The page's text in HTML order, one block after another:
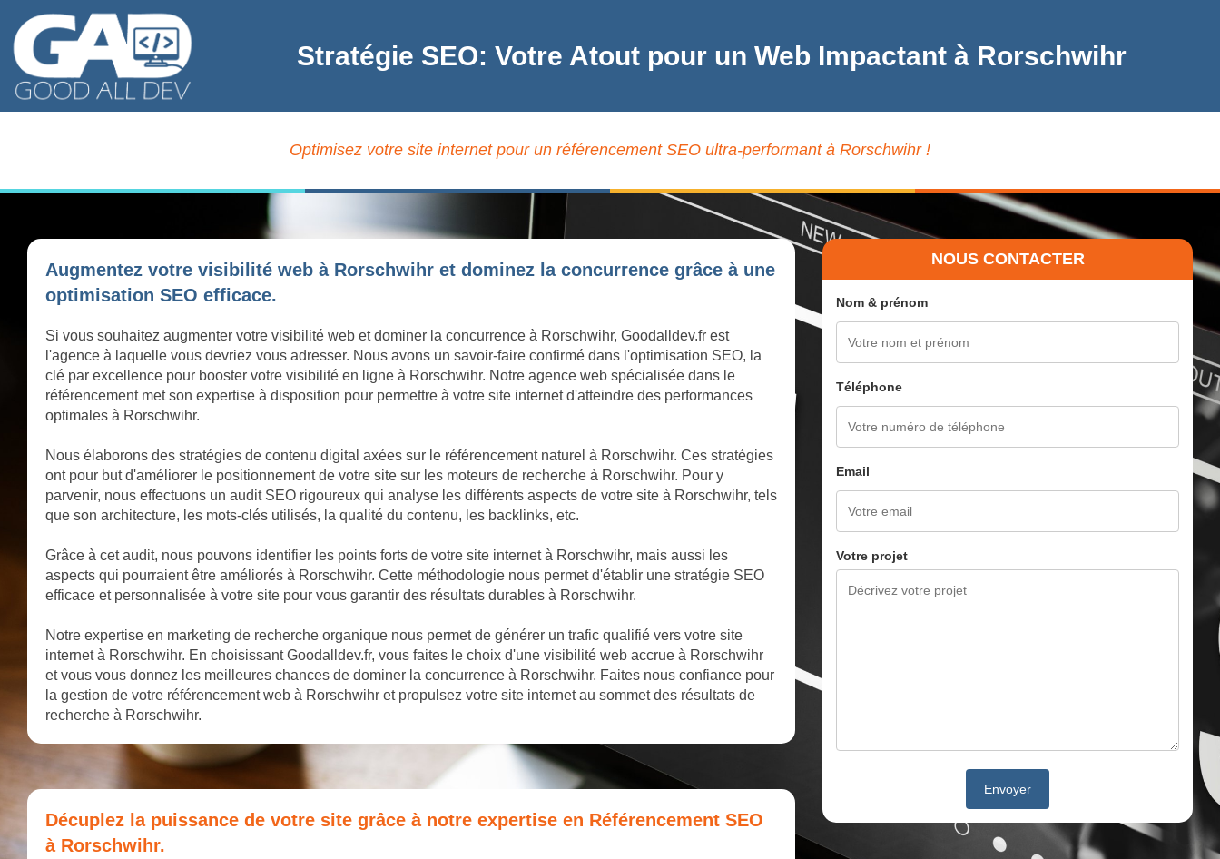
Stratégie SEO: Votre Atout pour un Web Impactant à Rorschwihr
Optimisez votre site internet pour un référencement SEO ultra-performant à Rorschwihr !
Augmentez votre visibilité web à Rorschwihr et dominez la concurrence grâce à une
optimisation SEO efficace.
Si vous souhaitez augmenter votre visibilité web et dominer la concurrence à Rorschwihr, Goodalldev.fr est
l'agence à laquelle vous devriez vous adresser. Nous avons un savoir-faire confirmé dans l'optimisation SEO, la
clé par excellence pour booster votre visibilité en ligne à Rorschwihr. Notre agence web spécialisée dans le
référencement met son expertise à disposition pour permettre à votre site internet d'atteindre des performances
optimales à Rorschwihr.
Nous élaborons des stratégies de contenu digital axées sur le référencement naturel à Rorschwihr. Ces stratégies
ont pour but d'améliorer le positionnement de votre site sur les moteurs de recherche à Rorschwihr. Pour y
parvenir, nous effectuons un audit SEO rigoureux qui analyse les différents aspects de votre site à Rorschwihr, tels
que son architecture, les mots-clés utilisés, la qualité du contenu, les backlinks, etc.
Grâce à cet audit, nous pouvons identifier les points forts de votre site internet à Rorschwihr, mais aussi les
aspects qui pourraient être améliorés à Rorschwihr. Cette méthodologie nous permet d'établir une stratégie SEO
efficace et personnalisée à votre site pour vous garantir des résultats durables à Rorschwihr.
Notre expertise en marketing de recherche organique nous permet de générer un trafic qualifié vers votre site
internet à Rorschwihr. En choisissant Goodalldev.fr, vous faites le choix d'une visibilité web accrue à Rorschwihr
et vous vous donnez les meilleures chances de dominer la concurrence à Rorschwihr. Faites nous confiance pour
la gestion de votre référencement web à Rorschwihr et propulsez votre site internet au sommet des résultats de
recherche à Rorschwihr.
Décuplez la puissance de votre site grâce à notre expertise en Référencement SEO
à Rorschwihr.
NOUS CONTACTER
Nom & prénom
Téléphone
Email
Votre projet